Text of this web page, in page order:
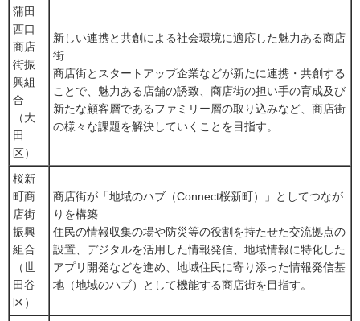
蒲田
西口
商店
街振
興組
合
（大
田
区）
新しい連携と共創による社会環境に適応した魅力ある商店
街
商店街とスタートアップ企業などが新たに連携・共創する
ことで、魅力ある店舗の誘致、商店街の担い手の育成及び
新たな顧客層であるファミリー層の取り込みなど、商店街
の様々な課題を解決していくことを目指す。
桜新
町商
店街
振興
組合
（世
田谷
区）
商店街が「地域のハブ（Connect桜新町）」としてつなが
りを構築
住民の情報収集の場や防災等の役割を持たせた交流拠点の
設置、デジタルを活用した情報発信、地域情報に特化した
アプリ開発などを進め、地域住民に寄り添った情報発信基
地（地域のハブ）として機能する商店街を目指す。